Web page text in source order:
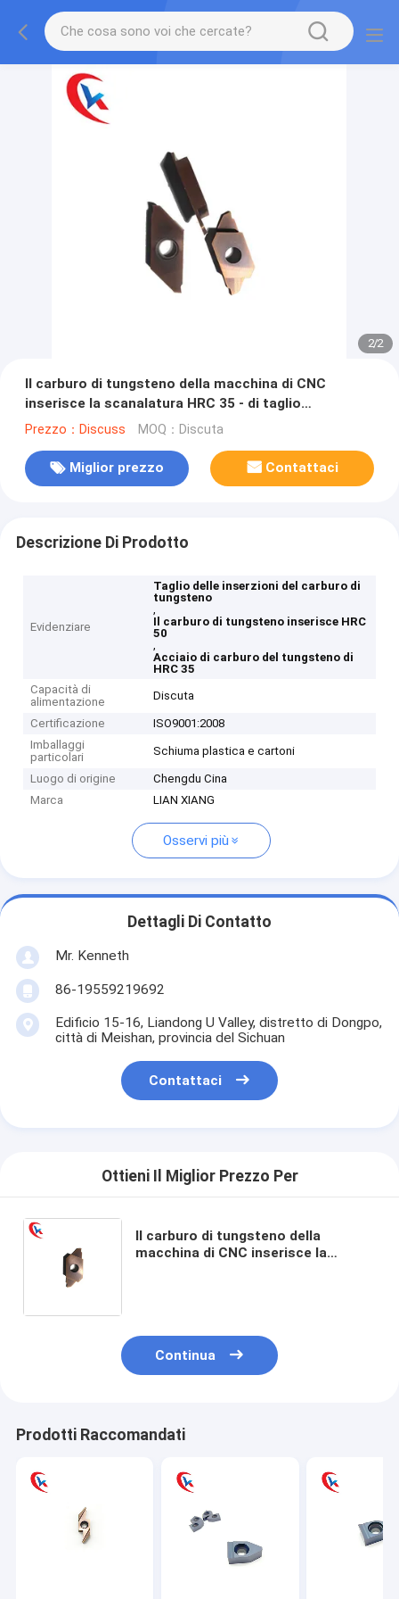
2/2
Il carburo di tungsteno della macchina di CNC
inserisce la scanalatura HRC 35 - di taglio
dell'acciaio per utensili carburo 50 che scanala le
Prezzo：Discuss MOQ：Discuta
Miglior prezzo Contattaci
Descrizione Di Prodotto
Evidenziare
Taglio delle inserzioni del carburo di
tungsteno
,
Il carburo di tungsteno inserisce HRC
50
,
Acciaio di carburo del tungsteno di
HRC 35
Capacità di
alimentazione
Discuta
Certificazione
ISO9001:2008
Imballaggi
particolari
Schiuma plastica e cartoni
Luogo di origine
Chengdu Cina
Marca
LIAN XIANG
Osservi più
Dettagli Di Contatto
Mr. Kenneth
86-19559219692
Edificio 15-16, Liandong U Valley, distretto di Dongpo,
città di Meishan, provincia del Sichuan
Contattaci
Ottieni Il Miglior Prezzo Per
Il carburo di tungsteno della
macchina di CNC inserisce la
Continua
Prodotti Raccomandati